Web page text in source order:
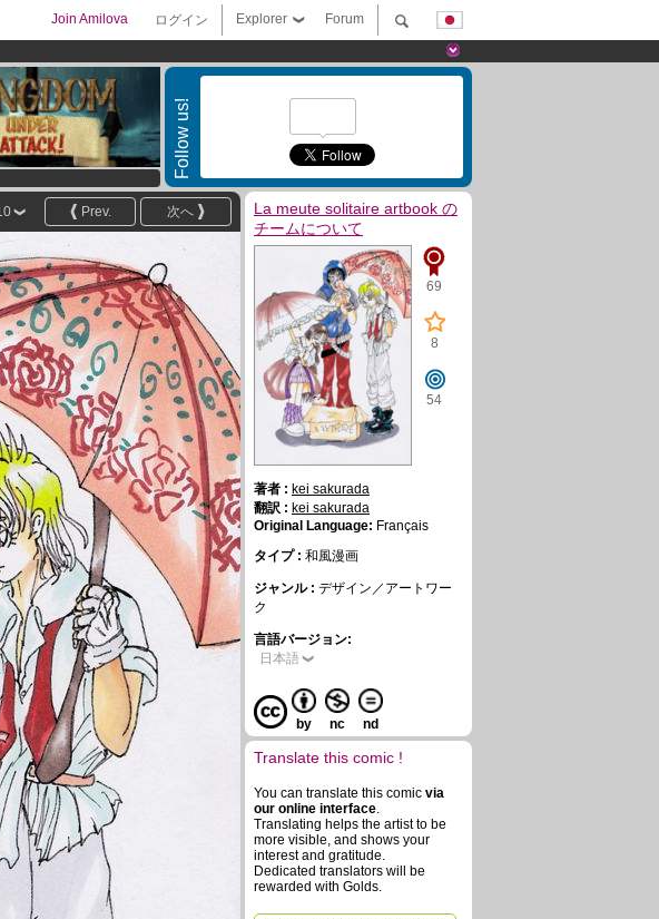
Forum
Explorer
ログイン
Join Amilova
Follow us!
次へ
Prev.
La meute solitaire artbook の
チームについて
69
8
54
著者 : kei sakurada
翻訳 : kei sakurada
Original Language: Français
タイプ : 和風漫画
ジャンル : デザイン／アートワー
ク
言語バージョン:
日本語
by nc nd
Translate this comic !
You can translate this comic via
our online interface.
Translating helps the artist to be
more visible, and shows your
interest and gratitude.
Dedicated translators will be
rewarded with Golds.